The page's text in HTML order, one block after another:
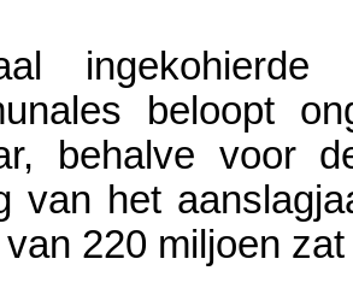
ingekohierde
beloopt
behalve voor
van het
220 miljoen